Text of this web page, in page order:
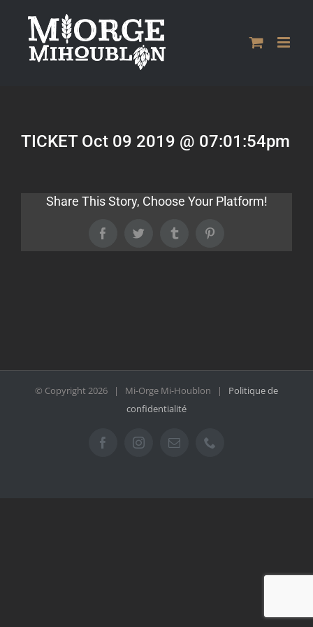
contenu
TICKET Oct 09 2019 @ 07:01:54pm
Share This Story, Choose Your Platform!
FacebookTwitter Tumblr
© Copyright2026 | Mi-Orge Mi-Houblon | Politique de
confidentialité
FacebookInstagramEmail